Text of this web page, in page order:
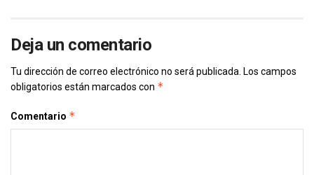
Deja un comentario
Tu dirección de correo electrónico no será publicada. Los campos
obligatorios están marcados con *
Comentario *